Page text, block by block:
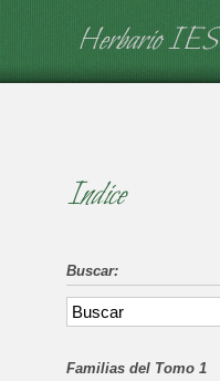
Herbario IES
Indice
Buscar:
Familias del Tomo 1